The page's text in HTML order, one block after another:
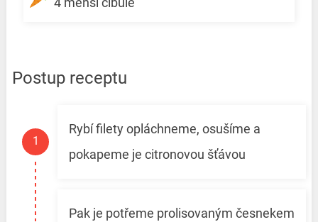
Postup receptu
Rybí filety opláchneme, osušíme a
pokapeme je citronovou šťávou
Pak je potřeme prolisovaným česnekem